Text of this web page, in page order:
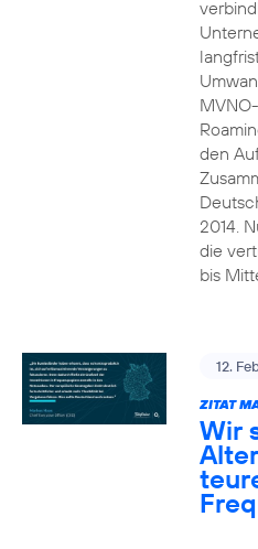
den
2014.
die
bis
12.
ZITAT
Wir